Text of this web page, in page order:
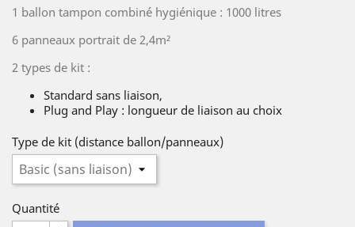
1 ballon tampon combiné hygiénique : 1000 litres
6 panneaux portrait de 2,4m²
2 types de kit :
Standard sans liaison,
Plug and Play : longueur de liaison au choix
Type de kit (distance ballon/panneaux)
Quantité